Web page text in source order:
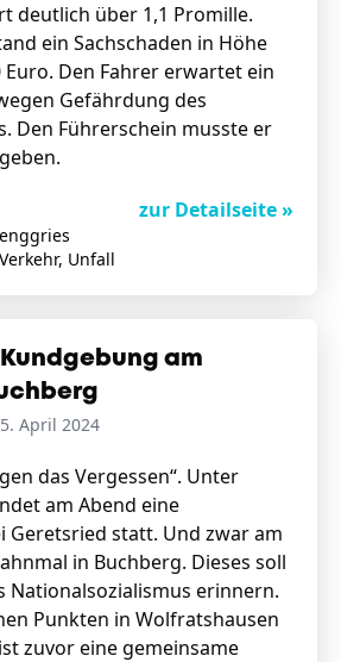
deutlich über 1,1 Promille.
ein Sachschaden in Höhe
Euro. Den Fahrer erwartet ein
Gefährdung des
Den Führerschein musste er
zur Detailseite »
Unfall
am
April 2024
das Vergessen“. Unter
am Abend eine
Geretsried statt. Und zwar am
in Buchberg. Dieses soll
Nationalsozialismus erinnern.
Punkten in Wolfratshausen
zuvor eine gemeinsame